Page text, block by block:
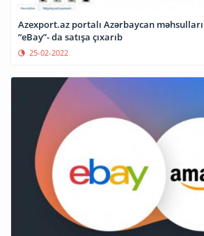
Azexport.az portalı Azərbaycan
“eBay”- da satışa çıxarıb
25-02-2022